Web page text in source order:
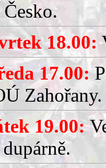
18.00:
17.00:
Zahořany.
19.00: